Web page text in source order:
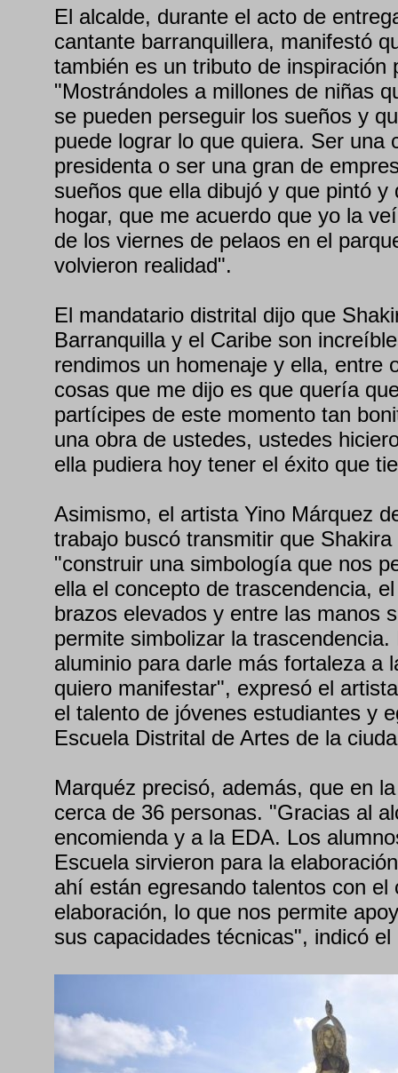
El alcalde, durante el acto de
cantante barranquillera, manifestó
también es un tributo de inspiración
"Mostrándoles a millones de niñas
se pueden perseguir los sueños y
puede lograr lo que quiera. Ser una
presidenta o ser una gran de
sueños que ella dibujó y que pintó y
hogar, que me acuerdo que yo la
de los viernes de pelaos en el
volvieron realidad".
El mandatario distrital dijo que
Barranquilla y el Caribe son
rendimos un homenaje y ella, entre
cosas que me dijo es que quería
partícipes de este momento tan
una obra de ustedes, ustedes
ella pudiera hoy tener el éxito que
Asimismo, el artista Yino Márquez
trabajo buscó transmitir que
"construir una simbología que nos
ella el concepto de trascendencia,
brazos elevados y entre las manos
permite simbolizar la
aluminio para darle más fortaleza a
quiero manifestar", expresó el
el talento de jóvenes estudiantes y
Escuela Distrital de Artes de la
Marquéz precisó, además, que en
cerca de 36 personas. "Gracias al
encomienda y a la EDA. Los
Escuela sirvieron para la
ahí están egresando talentos con el
elaboración, lo que nos permite
sus capacidades técnicas", indicó